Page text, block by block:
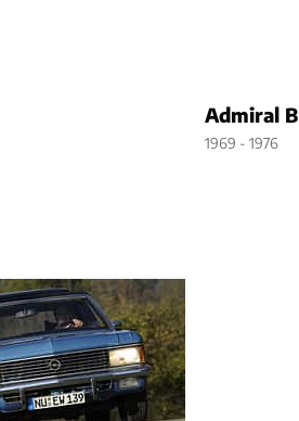
Admiral B
1969 - 1976